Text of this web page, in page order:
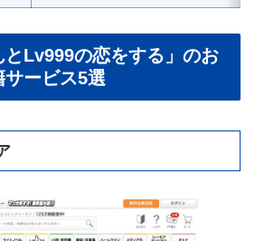
Lv999の恋をする」のお
ービス5選